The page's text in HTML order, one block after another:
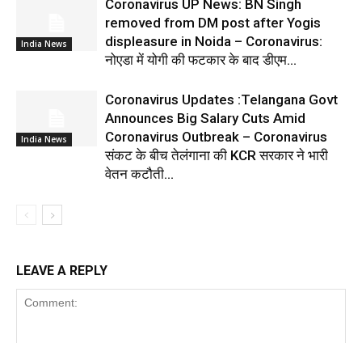
India News
Coronavirus UP News: BN Singh
removed from DM post after Yogis
displeasure in Noida – Coronavirus:
नोएडा में योगी की फटकार के बाद डीएम...
India News
Coronavirus Updates :Telangana Govt
Announces Big Salary Cuts Amid
Coronavirus Outbreak – Coronavirus
संकट के बीच तेलंगाना की KCR सरकार ने भारी
वेतन कटौती...
LEAVE A REPLY